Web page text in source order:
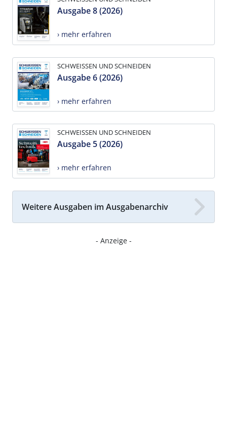
Ausgabe 8 (2026)
› mehr erfahren
SCHWEISSEN UND SCHNEIDEN
Ausgabe 6 (2026)
› mehr erfahren
SCHWEISSEN UND SCHNEIDEN
Ausgabe 5 (2026)
› mehr erfahren
Weitere Ausgaben im Ausgabenarchiv
- Anzeige -